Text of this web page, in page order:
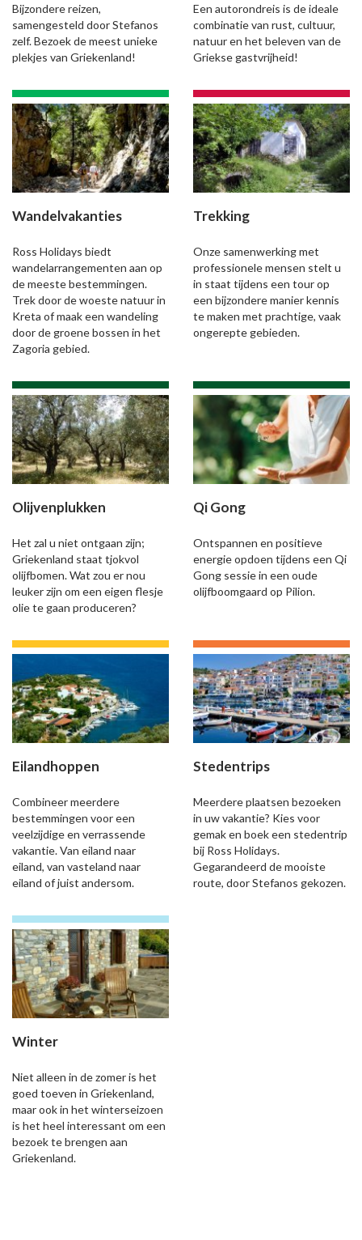
Bijzondere reizen,
samengesteld door Stefanos
zelf. Bezoek de meest unieke
plekjes van Griekenland!
Een autorondreis is de ideale
combinatie van rust, cultuur,
natuur en het beleven van de
Griekse gastvrijheid!
Wandelvakanties
Ross Holidays biedt
wandelarrangementen aan op
de meeste bestemmingen.
Trek door de woeste natuur in
Kreta of maak een wandeling
door de groene bossen in het
Zagoria gebied.
Trekking
Onze samenwerking met
professionele mensen stelt u
in staat tijdens een tour op
een bijzondere manier kennis
te maken met prachtige, vaak
ongerepte gebieden.
Olijvenplukken
Het zal u niet ontgaan zijn;
Griekenland staat tjokvol
olijfbomen. Wat zou er nou
leuker zijn om een eigen flesje
olie te gaan produceren?
Qi Gong
Ontspannen en positieve
energie opdoen tijdens een Qi
Gong sessie in een oude
olijfboomgaard op Pilion.
Eilandhoppen
Combineer meerdere
bestemmingen voor een
veelzijdige en verrassende
vakantie. Van eiland naar
eiland, van vasteland naar
eiland of juist andersom.
Stedentrips
Meerdere plaatsen bezoeken
in uw vakantie? Kies voor
gemak en boek een stedentrip
bij Ross Holidays.
Gegarandeerd de mooiste
route, door Stefanos gekozen.
Winter
Niet alleen in de zomer is het
goed toeven in Griekenland,
maar ook in het winterseizoen
is het heel interessant om een
bezoek te brengen aan
Griekenland.